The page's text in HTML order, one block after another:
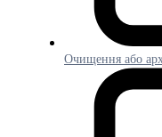
Очищення або